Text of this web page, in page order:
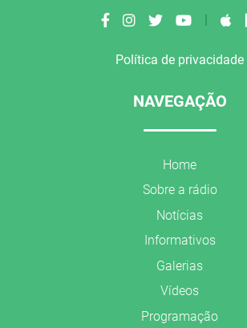
Política de privacidade
NAVEGAÇÃO
Home
Sobre a rádio
Notícias
Informativos
Galerias
Vídeos
Programação